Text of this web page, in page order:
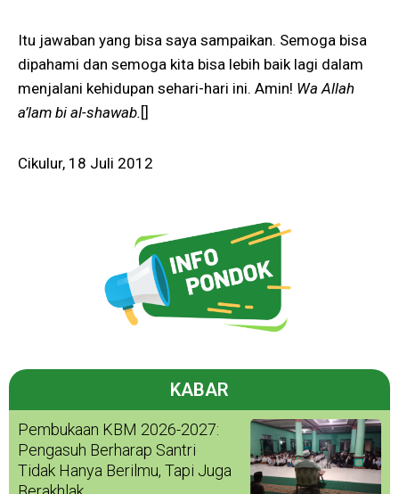
Itu jawaban yang bisa saya sampaikan. Semoga bisa
dipahami dan semoga kita bisa lebih baik lagi dalam
menjalani kehidupan sehari-hari ini. Amin! Wa Allah
a’lam bi al-shawab.[]
Cikulur, 18 Juli 2012
KABAR
Pembukaan KBM 2026-2027:
Pengasuh Berharap Santri
Tidak Hanya Berilmu, Tapi Juga